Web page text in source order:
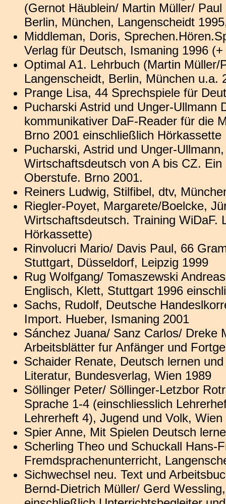
(Gernot Häublein/ Martin Müller/
Berlin, München, Langenscheidt
Middleman, Doris,
Verlag für Deutsch, Ismaning 1996
Optimal A1. Lehrbuch (Martin
Langenscheidt, Berlin, München u.a.
Prange Lisa, 44 Sprechspiele für
Pucharski Astrid und Unger-Ullmann
kommunikativer DaF-Reader für die
Brno 2001 einschließlich Hörkassette
Pucharski, Astrid und Unger-
Wirtschaftsdeutsch von A bis CZ.
Oberstufe. Brno 2001.
Reiners Ludwig, Stilfibel, dtv,
Riegler-Poyet, Margarete/Boelcke,
Wirtschaftsdeutsch. Training WiDaF.
Hörkassette)
Rinvolucri Mario/ Davis Paul, 66
Stuttgart, Düsseldorf, Leipzig 1999
Rug Wolfgang/ Tomaszewski
Englisch, Klett, Stuttgart 1996
Sachs, Rudolf, Deutsche
Import. Hueber, Ismaning 2001
Sánchez Juana/ Sanz Carlos/ Dreke
Arbeitsblätter fur Anfänger und
Schaider Renate, Deutsch lernen
Literatur, Bundesverlag, Wien 1989
Söllinger Peter/ Söllinger-Letzbor
Sprache 1-4 (einschliesslich
Lehrerheft 4), Jugend und Volk, Wien
Spier Anne, Mit Spielen Deutsch
Scherling Theo und Schuckall Hans-
Fremdsprachenunterricht,
Sichwechsel neu. Text und
Bernd-Dietrich Müller/ Gerd